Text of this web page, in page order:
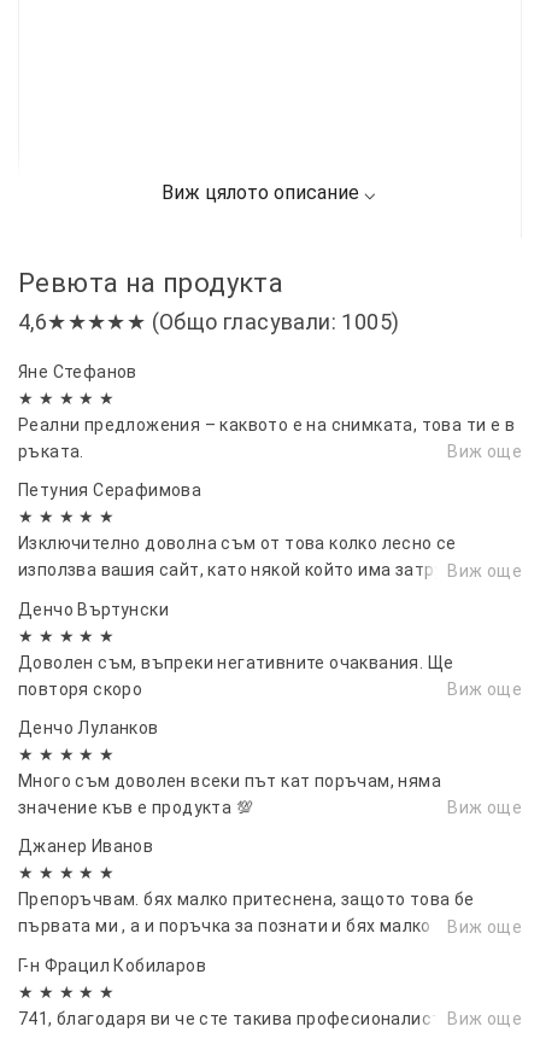
Ревюта на продукта
4,6★★★★★ (Общо гласували: 1005)
Яне Стефанов
★ ★ ★ ★ ★
Реални предложения – каквото е на снимката, това ти е в
ръката.
Виж още
Петуния Серафимова
★ ★ ★ ★ ★
Изключително доволна съм от това колко лесно се
използва вашия сайт, като някой който има затруднения
единствените на които се доверявам, че продктите ще
Виж още
Денчо Въртунски
★ ★ ★ ★ ★
Доволен съм, въпреки негативните очаквания. Ще
повторя скоро
Виж още
Денчо Луланков
★ ★ ★ ★ ★
Много съм доволен всеки път кат поръчам, няма
значение къв е продукта 💯
Виж още
Джанер Иванов
★ ★ ★ ★ ★
Препоръчвам. бях малко притеснена, защото това бе
първата ми , а и поръчка за познати и бях малко
се възползвам...
Виж още
Г-н Фрацил Кобиларов
★ ★ ★ ★ ★
741, благодаря ви че сте такива професионалисти!Виж още